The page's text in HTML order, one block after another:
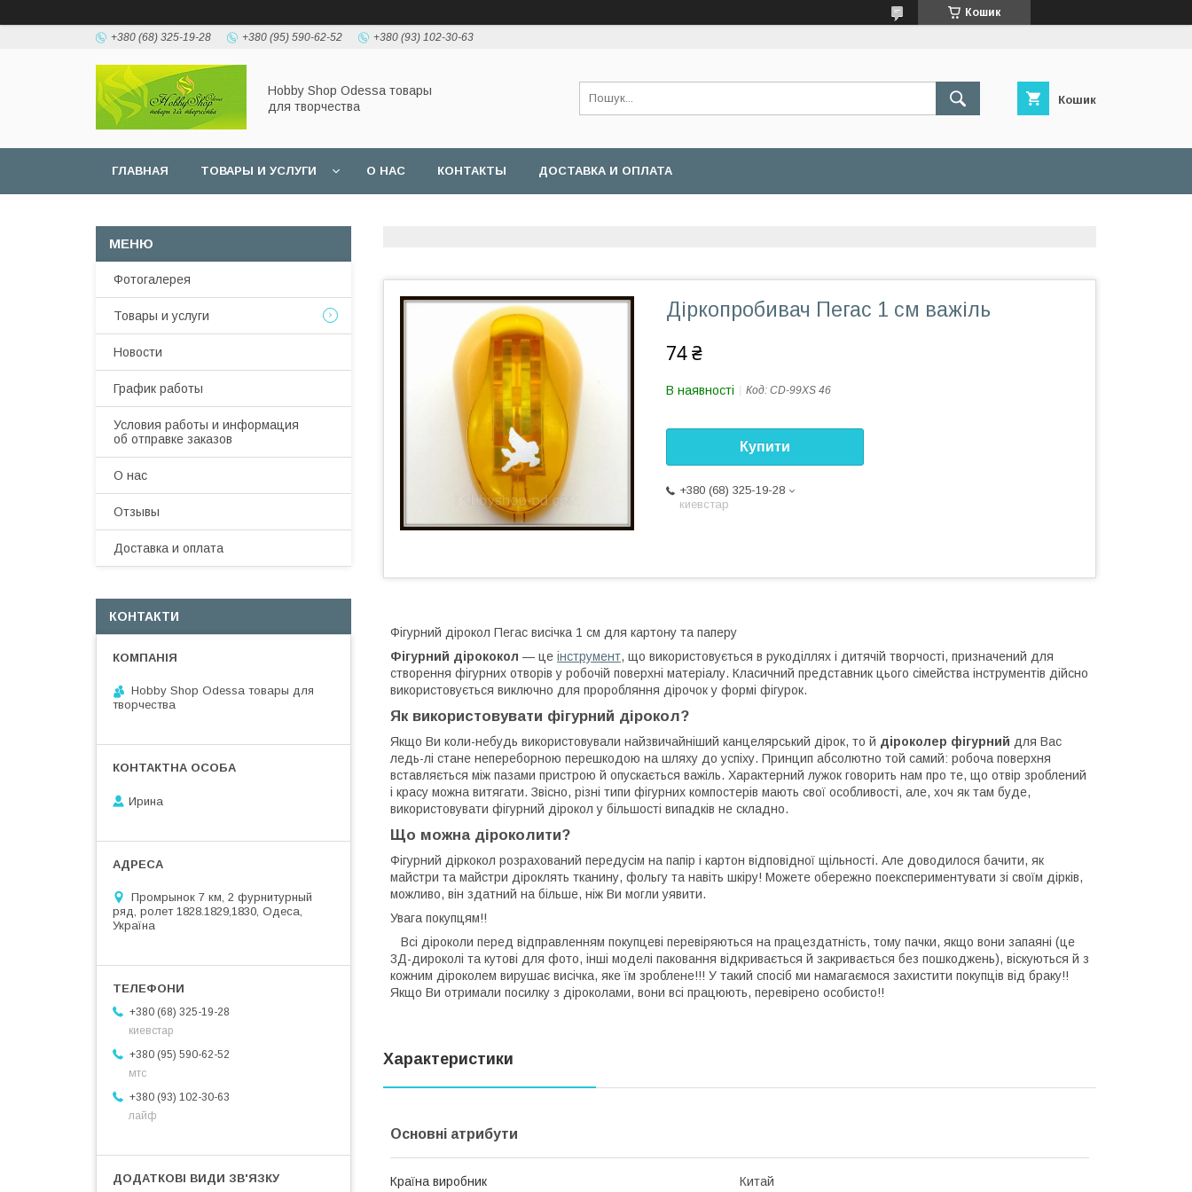
Кошик
+380 (68) 325-19-28 +380 (95) 590-62-52 +380 (93) 102-30-63
Hobbу Shop Odessa товары
для творчества
Кошик
ГЛАВНАЯ ТОВАРЫ И УСЛУГИ О НАС КОНТАКТЫ ДОСТАВКА И ОПЛАТА
Діркопробивач Пегас 1 см важіль
74 ₴
В наявності Код: CD-99XS 46
Купити
+380 (68) 325-19-28
киевстар
Фігурний дірокол Пегас висічка 1 см для картону та паперу
Фігурний дірококол — це інструмент, що використовується в рукоділлях і дитячій творчості, призначений для
створення фігурних отворів у робочій поверхні матеріалу. Класичний представник цього сімейства інструментів дійсно
використовується виключно для проробляння дірочок у формі фігурок.
Як використовувати фігурний дірокол?
Якщо Ви коли-небудь використовували найзвичайніший канцелярський дірок, то й діроколер фігурний для Вас
ледь-лі стане непереборною перешкодою на шляху до успіху. Принцип абсолютно той самий: робоча поверхня
вставляється між пазами пристрою й опускається важіль. Характерний лужок говорить нам про те, що отвір зроблений
і красу можна витягати. Звісно, різні типи фігурних компостерів мають свої особливості, але, хоч як там буде,
використовувати фігурний дірокол у більшості випадків не складно.
Що можна діроколити?
Фігурний діркокол розрахований передусім на папір і картон відповідної щільності. Але доводилося бачити, як
майстри та майстри діроклять тканину, фольгу та навіть шкіру! Можете обережно поекспериментувати зі своїм дірків,
можливо, він здатний на більше, ніж Ви могли уявити.
Увага покупцям!!
Всі діроколи перед відправленням покупцеві перевіряються на працездатність, тому пачки, якщо вони запаяні (це
3Д-дироколі та кутові для фото, інші моделі паковання відкривається й закривається без пошкоджень), віскуються й з
кожним діроколем вирушає висічка, яке їм зроблене!!! У такий спосіб ми намагаємося захистити покупців від браку!!
Якщо Ви отримали посилку з діроколами, вони всі працюють, перевірено особисто!!
Характеристики
Основні атрибути
Країна виробник Китай
Фотогалерея
Товары и услуги
Новости
График работы
Условия работы и информация
об отправке заказов
О нас
Отзывы
Доставка и оплата
КОНТАКТИ
Hobby Shop Odessa товары для
творчества
Ирина
Промрынок 7 км, 2 фурнитурный
ряд, ролет 1828.1829,1830, Одеса,
Україна
+380 (68) 325-19-28
киевстар
+380 (95) 590-62-52
мтс
+380 (93) 102-30-63
лайф